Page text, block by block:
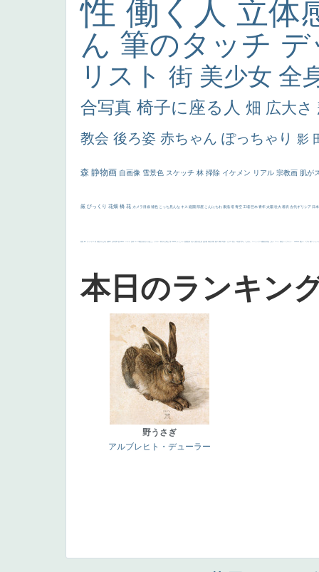
性 働く人 立体
ん 筆のタッチ
リスト 街 美少女 全
合写真 椅子に座る人 畑 広大さ
教会 後ろ姿 赤ちゃん ぽっちゃり 影
森 静物画 自画像 雪景色 スケッチ 林 掃除 イケメン リアル 宗教画 肌が
厳 びっくり 花畑 橋 花 カメラ目線 補色 こっち見んな キス 庭園 部屋 こんにちわ 素描 塔 青空 工場 巨木 青年 太陽 壮大 着衣 古代ギリシア 日
画質 ヴィーナス 剣 哀愁 白人少女 食事中 山本芳翠 麦 女神 ローマ教皇 奥行き 火起こし 東方の三博士 雪 114514 受胎告知 天から覗き込む顔 設計図 挿絵 群衆 親子 裸婦 可愛い 美人 ＃名画で学ぶ「たるみ」 躍動感 黄色 畦道 レンブラント・ 暖かい バブみ 靴下
本日のランキン
野うさぎ
アルブレヒト・デューラー